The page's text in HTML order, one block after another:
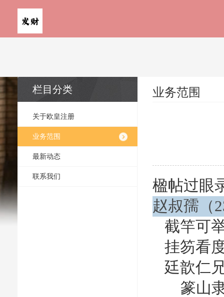
栏目分类
关于欧皇注册
业务范围
最新动态
联系我们
业务范围
楹帖过眼
赵叔孺（
截竿可
挂笏看
廷歆仁
篆山隶